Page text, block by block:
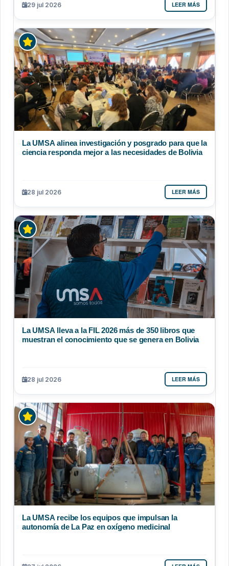
29 jul 2026 LEER MÁS
La UMSA alinea investigación y posgrado para que la
ciencia responda mejor a las necesidades de Bolivia
28 jul 2026 LEER MÁS
La UMSA lleva a la FIL 2026 más de 350 libros que
muestran el conocimiento que se genera en Bolivia
28 jul 2026 LEER MÁS
La UMSA recibe los equipos que impulsan la
autonomía de La Paz en oxígeno medicinal